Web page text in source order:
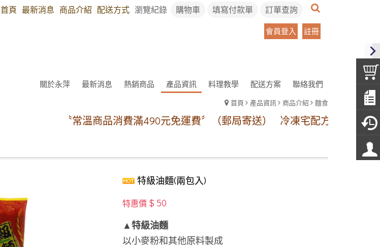
首頁 最新消息 商品介紹 配送方式 瀏覽紀錄 購物車 填寫付款單 訂單查詢
會員登入 註冊
關於永萍 最新消息 熱銷商品 產品資訊 料理教學 配送方案 聯絡我們
首頁 產品資訊 商品介紹 麵食
〝常溫商品消費滿490元免運費〞（郵局寄送） 冷凍宅配方案:【本島地區】1~11包
特級油麵(兩包入)
特惠價 $ 50
▲特級油麵
以小麥粉和其他原料製成